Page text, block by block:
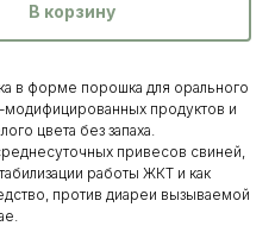
В корзину
в форме порошка для орального
продуктов и
цвета без запаха.
привесов свиней,
работы ЖКТ и как
против диареи вызываемой